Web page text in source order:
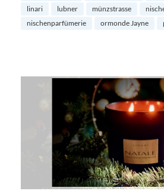
linari
lubner münzstrasse
nischenparfümerie
ormonde Jayne